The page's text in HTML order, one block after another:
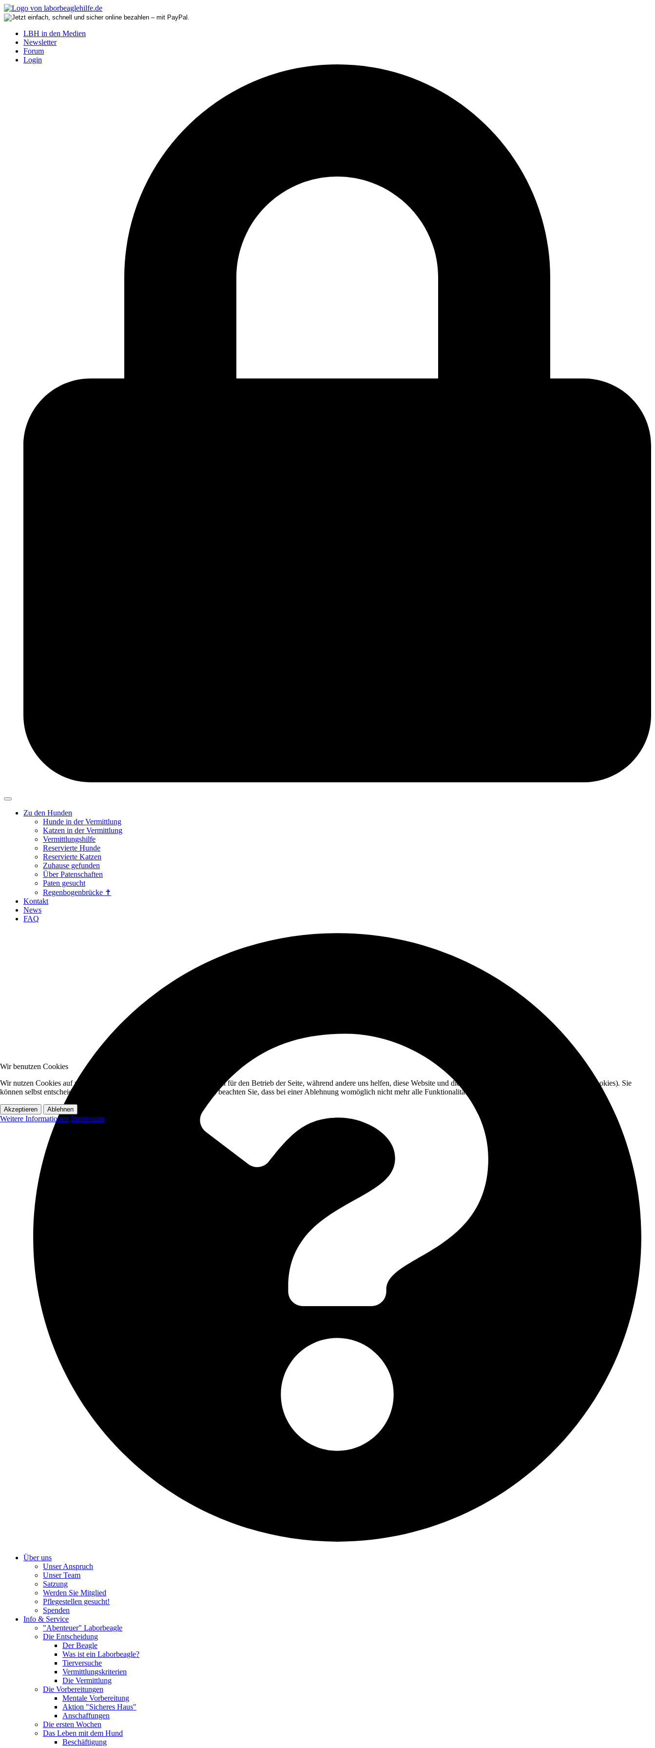
LBH in den Medien
Newsletter
Forum
Login
Zu den Hunden
Hunde in der Vermittlung
Katzen in der Vermittlung
Vermittlungshilfe
Reservierte Hunde
Reservierte Katzen
Zuhause gefunden
Über Patenschaften
Paten gesucht
Regenbogenbrücke ✝
Kontakt
News
FAQ
Über uns
Unser Anspruch
Unser Team
Satzung
Werden Sie Mitglied
Pflegestellen gesucht!
Spenden
Info & Service
"Abenteuer" Laborbeagle
Die Entscheidung
Der Beagle
Was ist ein Laborbeagle?
Tierversuche
Vermittlungskriterien
Die Vermittlung
Die Vorbereitungen
Mentale Vorbereitung
Aktion "Sicheres Haus"
Anschaffungen
Die ersten Wochen
Das Leben mit dem Hund
Beschäftigung
Wir benutzen Cookies
Wir nutzen Cookies auf unserer Website. Einige von ihnen sind essenziell für den Betrieb der Seite, während andere uns helfen, diese Website und die Nutzererfahrung zu verbessern (Tracking Cookies). Sie
können selbst entscheiden, ob Sie die Cookies zulassen möchten. Bitte beachten Sie, dass bei einer Ablehnung womöglich nicht mehr alle Funktionalitäten der Seite zur Verfügung stehen.
Akzeptieren Ablehnen
Weitere Informationen Impressum